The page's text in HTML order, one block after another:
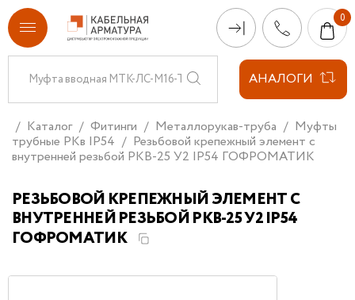
АНАЛОГИ
Каталог Фитинги Металлорукав-труба
Муфты
трубные РКв IP54
Резьбовой крепежный элемент с
внутренней резьбой РКВ-25 У2 IP54 ГОФРОМАТИК
РЕЗЬБОВОЙ КРЕПЕЖНЫЙ ЭЛЕМЕНТ С
ВНУТРЕННЕЙ РЕЗЬБОЙ РКВ-25 У2 IP54
ГОФРОМАТИК